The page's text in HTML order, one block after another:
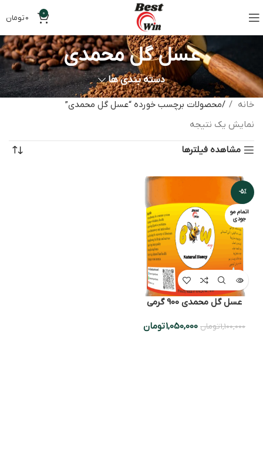
0
0تومان
عسل گل محمدی
دسته بندی ها
خانه
محصولات برچسب خورده “عسل گل محمدی”
نمایش یک نتیجه
مشاهده فیلترها
-5%
اتمام مو
جودی
عسل گل محمدی 900 گرمی
1,100,000تومان 1,050,000تومان